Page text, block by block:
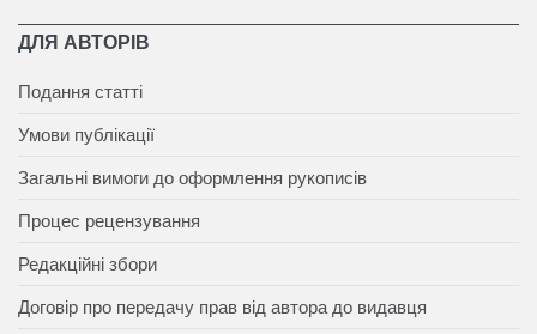
ДЛЯ АВТОРІВ
Подання статті
Умови публікації
Загальні вимоги до оформлення рукописів
Процес рецензування
Редакційні збори
Договір про передачу прав від автора до видавця